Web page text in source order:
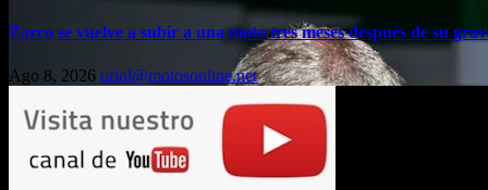
Zarco se vuelve a subir a una moto tres meses después de su
Ago 8, 2026 oriol@motosonline.net